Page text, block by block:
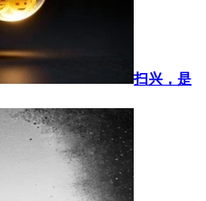
扫兴，是